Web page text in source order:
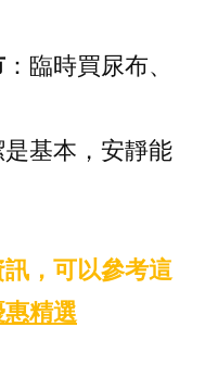
：臨時買尿布、
基本，安靜能
，可以參考這
精選